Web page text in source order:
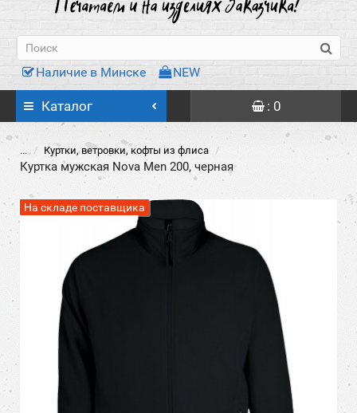
Наличие в Минске NEW
Каталог : 0
... Куртки, ветровки, кофты из флиса
Куртка мужская Nova Men 200, черная
На складе поставщика